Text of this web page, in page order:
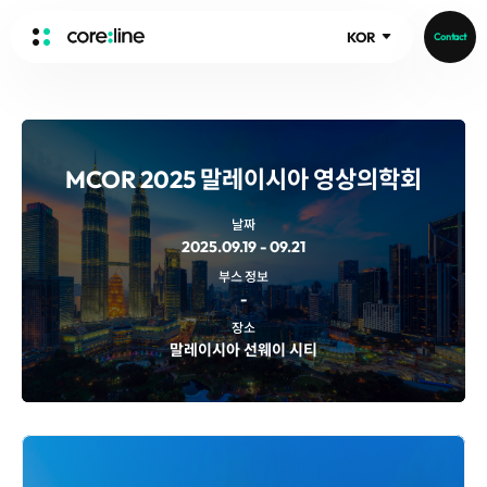
KOR Contact
ABOUT
Intro
History
Core Value
People
Recruit
Video
Ethical Management
aview List
aview LCS Plus
aview LCS
aview COPD
aview CAC
Publications
Core-Log
Notice
IR Events
MCOR 2025 말레이시아 영상의학회
날짜
2025.09.19 - 09.21
부스 정보
-
장소
말레이시아 선웨이 시티